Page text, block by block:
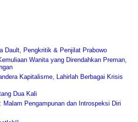
Dault, Pengkritik & Penjilat Prabowo
Wanita yang Direndahkan Preman,
Kapitalisme, Lahirlah Berbagai Krisis
Dua Kali
Malam Pengampunan dan Introspeksi Diri